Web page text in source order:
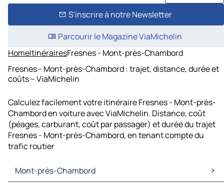
S'inscrire à notre Newsletter
Parcourir le Magazine ViaMichelin
HomeItinérairesFresnes - Mont-près-Chambord
Fresnes - Mont-près-Chambord : trajet, distance, durée et
coûts – ViaMichelin
Calculez facilement votre itinéraire Fresnes - Mont-près-
Chambord en voiture avec ViaMichelin. Distance, coût
(péages, carburant, coût par passager) et durée du trajet
Fresnes - Mont-près-Chambord, en tenant compte du
trafic routier
Mont-près-Chambord